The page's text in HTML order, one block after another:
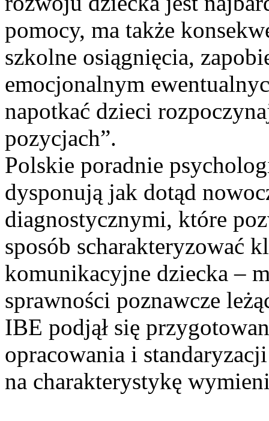
pomocy, ma także
szkolne osiągnięcia,
emocjonalnym
napotkać dzieci
pozycjach”.
Polskie poradnie
dysponują jak dotąd
diagnostycznymi, które
sposób scharakteryzować
komunikacyjne dziecka –
sprawności poznawcze
IBE podjął się
opracowania i
na charakterystykę